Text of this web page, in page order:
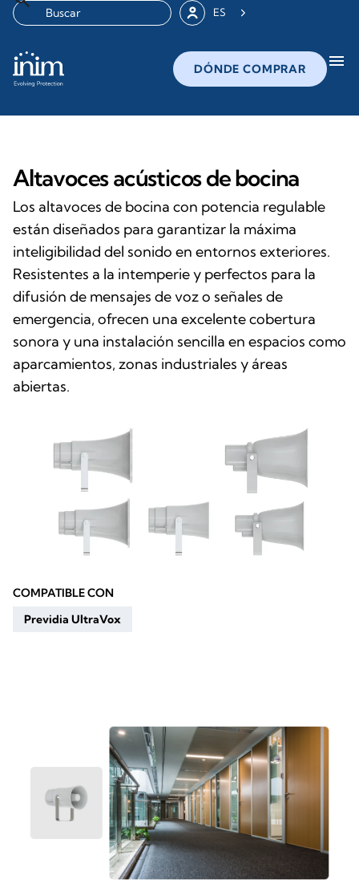
ES
DÓNDE COMPRAR menu
Altavoces acústicos de bocina
Los altavoces de bocina con potencia regulable
están diseñados para garantizar la máxima
inteligibilidad del sonido en entornos exteriores.
Resistentes a la intemperie y perfectos para la
difusión de mensajes de voz o señales de
emergencia, ofrecen una excelente cobertura
sonora y una instalación sencilla en espacios como
aparcamientos, zonas industriales y áreas
abiertas.
COMPATIBLE CON
Previdia UltraVox